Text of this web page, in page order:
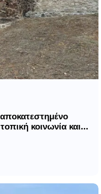
κοινωνία και